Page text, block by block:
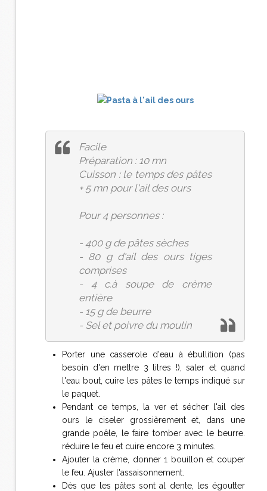
Facile
Préparation : 10 mn
Cuisson : le temps des pâtes
+ 5 mn pour l'ail des ours
Pour 4 personnes :
- 400 g de pâtes sèches
- 80 g d'ail des ours tiges
comprises
- 4 c.à soupe de crème
entière
- 15 g de beurre
- Sel et poivre du moulin
Porter une casserole d'eau à ébullition (pas
besoin d'en mettre 3 litres !), saler et quand
l'eau bout, cuire les pâtes le temps indiqué sur
le paquet.
Pendant ce temps, la ver et sécher l'ail des
ours le ciseler grossièrement et, dans une
grande poêle, le faire tomber avec le beurre.
réduire le feu et cuire encore 3 minutes.
Ajouter la crème, donner 1 bouillon et couper
le feu. Ajuster l'assaisonnement.
Dès que les pâtes sont al dente, les égoutter